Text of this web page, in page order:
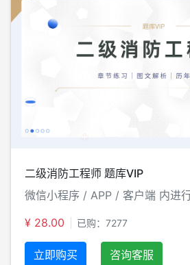
二级消防工程师 题库VIP
微信小程序 / APP / 客户端 内进
¥ 28.00
已购：7277
立即购买 咨询客服